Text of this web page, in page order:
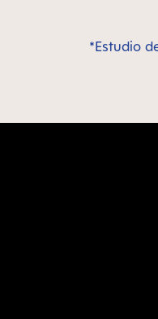
*Estudio